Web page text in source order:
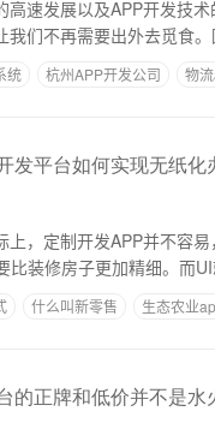
速发展以及APP开发技
们不再需要出外去觅食
统 杭州APP开发公司 物
发平台如何实现无纸化
，定制开发APP并不容
装修房子更加精细。而
什么叫新零售 生态农业
的正牌和低价并不是水